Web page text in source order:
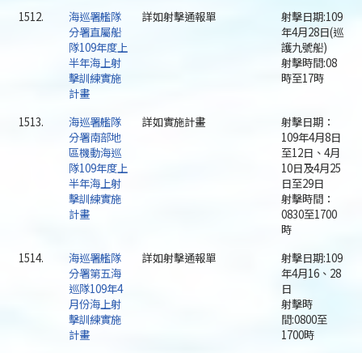
1512.
海巡署艦隊
分署直屬船
隊109年度上
半年海上射
擊訓練實施
計畫
詳如射擊通報單
射擊日期:109
年4月28日(巡
護九號船)
射擊時間:08
時至17時
1513.
海巡署艦隊
分署南部地
區機動海巡
隊109年度上
半年海上射
擊訓練實施
計畫
詳如實施計畫
射擊日期：
109年4月8日
至12日、4月
10日及4月25
日至29日
射擊時間：
0830至1700
時
1514.
海巡署艦隊
分署第五海
巡隊109年4
月份海上射
擊訓練實施
計畫
詳如射擊通報單
射擊日期:109
年4月16、28
日
射擊時
間:0800至
1700時